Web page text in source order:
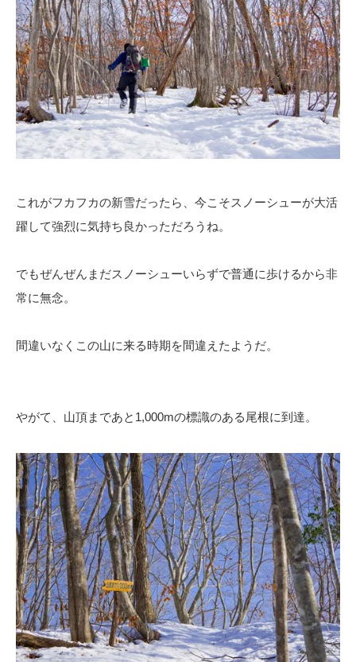
これがフカフカの新雪だったら、今こそスノーシューが大活
躍して強烈に気持ち良かっただろうね。
でもぜんぜんまだスノーシューいらずで普通に歩けるから非
常に無念。
間違いなくこの山に来る時期を間違えたようだ。
やがて、山頂まであと1,000mの標識のある尾根に到達。